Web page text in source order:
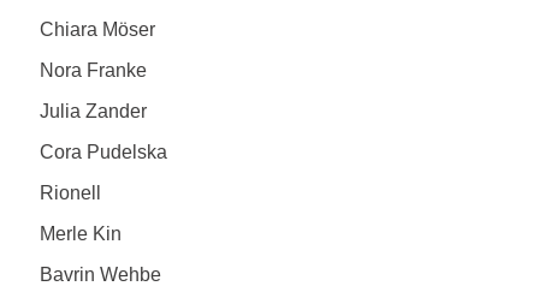
Chiara Möser
Nora Franke
Julia Zander
Cora Pudelska
Rionell
Merle Kin
Bavrin Wehbe